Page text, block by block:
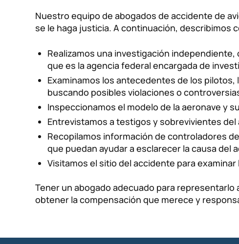
Nuestro equipo de abogados de accidente de
se le haga justicia. A continuación, describimos
Realizamos una investigación independiente,
que es la agencia federal encargada de
Examinamos los antecedentes de los
buscando posibles violaciones o
Inspeccionamos el modelo de la aeronave y
Entrevistamos a testigos y sobrevivientes
Recopilamos información de controladores
que puedan ayudar a esclarecer la causa del
Visitamos el sitio del accidente para
Tener un abogado adecuado para
obtener la compensación que merece y